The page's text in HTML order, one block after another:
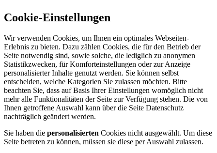
Cookie-Einstellungen
Wir verwenden Cookies, um Ihnen ein optimales Webseiten-
Erlebnis zu bieten. Dazu zählen Cookies, die für den Betrieb der
Seite notwendig sind, sowie solche, die lediglich zu anonymen
Statistikzwecken, für Komforteinstellungen oder zur Anzeige
personalisierter Inhalte genutzt werden. Sie können selbst
entscheiden, welche Kategorien Sie zulassen möchten. Bitte
beachten Sie, dass auf Basis Ihrer Einstellungen womöglich nicht
mehr alle Funktionalitäten der Seite zur Verfügung stehen. Die von
Ihnen getroffene Auswahl kann über die Seite Datenschutz
nachträglich geändert werden.
Sie haben die personalisierten Cookies nicht ausgewählt. Um diese
Seite betreten zu können, müssen sie diese per Auswahl zulassen.